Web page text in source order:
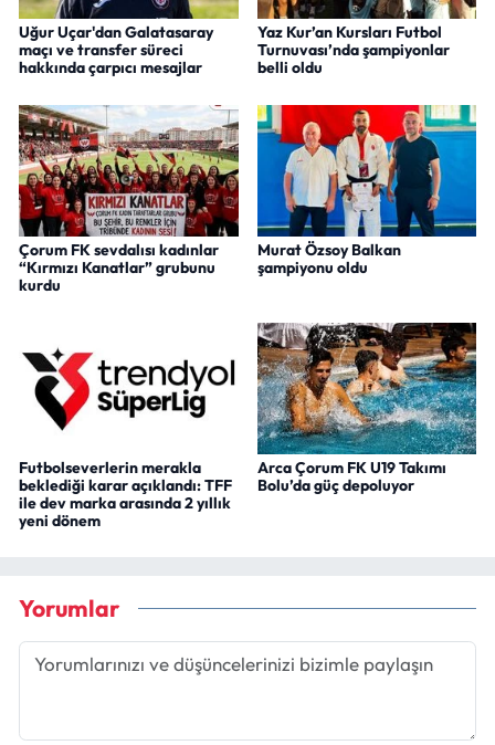
Uğur Uçar'dan Galatasaray
maçı ve transfer süreci
hakkında çarpıcı mesajlar
Yaz Kur’an Kursları Futbol
Turnuvası’nda şampiyonlar
belli oldu
Çorum FK sevdalısı kadınlar
“Kırmızı Kanatlar” grubunu
kurdu
Murat Özsoy Balkan
şampiyonu oldu
Futbolseverlerin merakla
beklediği karar açıklandı: TFF
ile dev marka arasında 2 yıllık
yeni dönem
Arca Çorum FK U19 Takımı
Bolu’da güç depoluyor
Yorumlar